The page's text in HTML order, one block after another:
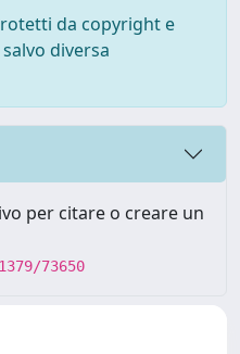
da copyright e
diversa
per citare o creare un
73650